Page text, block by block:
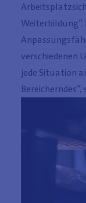
verschiedenen
jede Situation